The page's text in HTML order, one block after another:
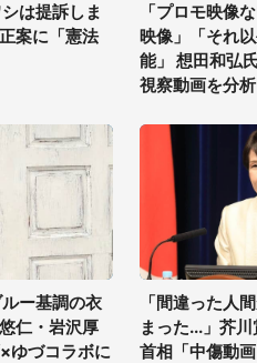
は提訴しま
案に「憲法
「プロモ映像
映像」「それ
能」 想田和弘
視察動画を分析
ー基調の衣
仁・岩沢厚
ゆづコラボに
「間違った人
まった...」芥
首相「中傷動